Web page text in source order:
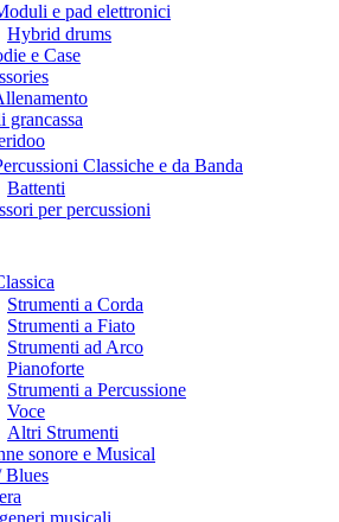
e pad elettronici
Hybrid drums
e Case
grancassa
Classiche e da Banda
Battenti
per percussioni
Strumenti a Corda
Strumenti a Fiato
Strumenti ad Arco
Pianoforte
Strumenti a Percussione
Voce
Altri Strumenti
sonore e Musical
Blues
musicali